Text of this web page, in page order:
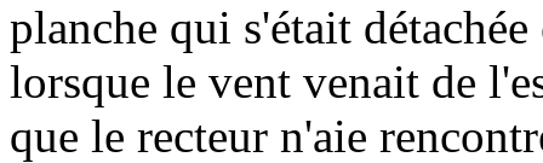
planche qui s'était
lorsque le vent venait de
que le recteur n'aie